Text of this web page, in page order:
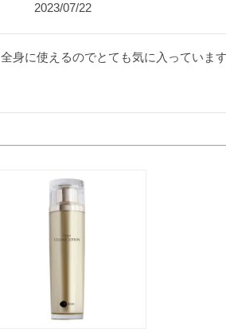
2023/07/22
全身に使えるのでとても気に入っていま